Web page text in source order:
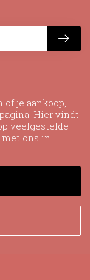
je aankoop,
Hier vindt
veelgestelde
ons in